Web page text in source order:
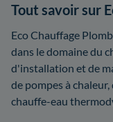
Tout savoir sur
Eco Chauffage
dans le domaine du
d'installation et de
de pompes à
chauffe-eau